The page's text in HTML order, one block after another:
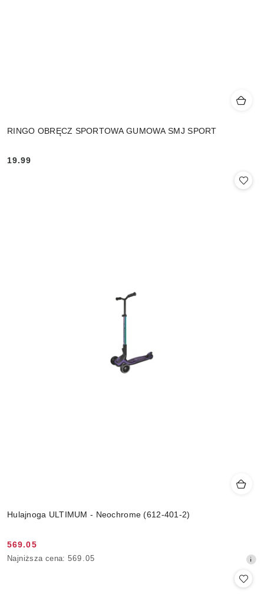
RINGO OBRĘCZ SPORTOWA GUMOWA SMJ SPORT
Cena:
19.99
Hulajnoga ULTIMUM - Neochrome (612-401-2)
Cena
promocyjna:
569.05
Najniższa
Najniższa cena: 569.05